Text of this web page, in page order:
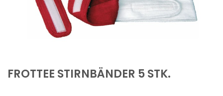
FROTTEE STIRNBÄNDER 5 STK.